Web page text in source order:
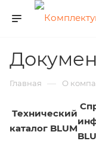
Главная — О
Технический
каталог BLUM